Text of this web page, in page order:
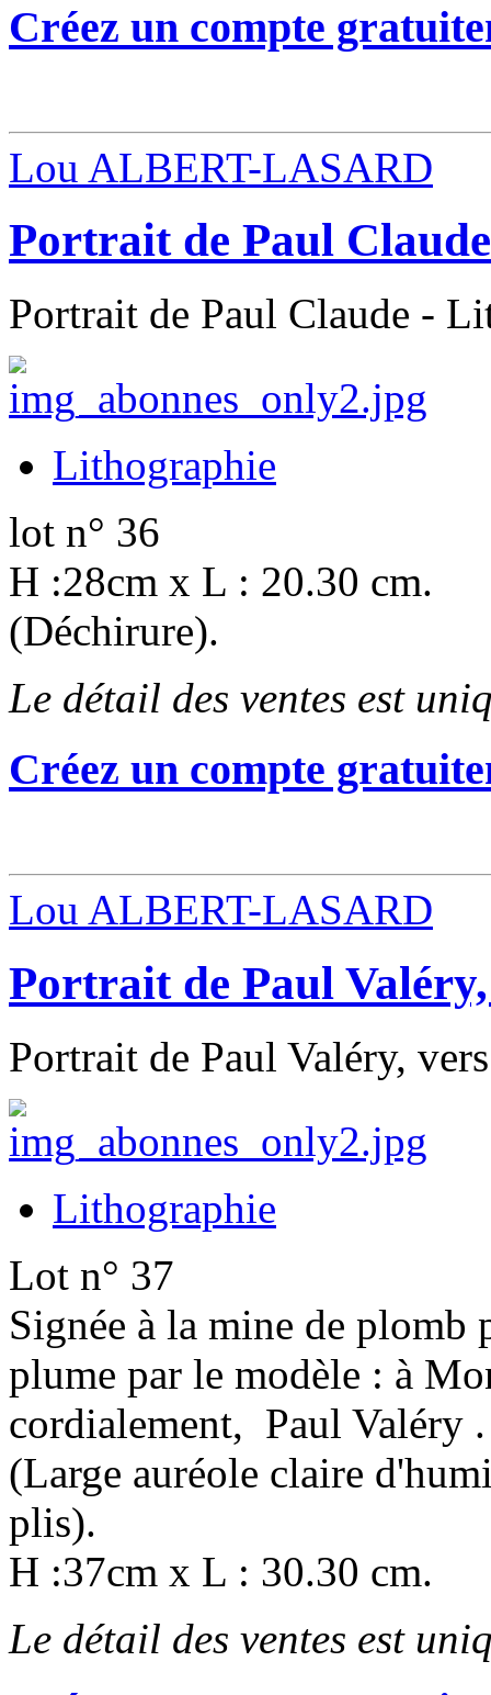
Créez un compte
Lou ALBERT-LASARD
Portrait de Paul
Portrait de Paul Claude -
Lithographie
lot n° 36
H :28cm x L : 20.30 cm.
(Déchirure).
Le détail des ventes est
Créez un compte
Lou ALBERT-LASARD
Portrait de Paul
Portrait de Paul Valéry,
Lithographie
Lot n° 37
Signée à la mine de plomb
plume par le modèle : à
cordialement, Paul Valéry .
(Large auréole claire
plis).
H :37cm x L : 30.30 cm.
Le détail des ventes est